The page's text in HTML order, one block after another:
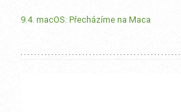
9.4. macOS: Přecházíme na Maca